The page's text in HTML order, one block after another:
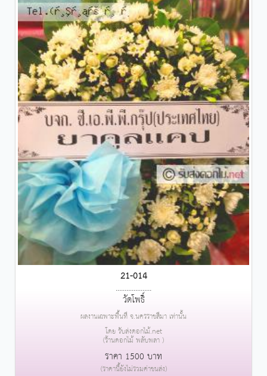
21-014
....................
วัดโพธิ์
ผลงานเฉพาะพื้นที่ จ.นครราชสีมา เท่านั้น
โดย รับส่งดอกไม้.net
(ร้านดอกไม้ พลับพลา )
ราคา 1500 บาท
(ราคานี้ยังไม่รวมค่าขนส่ง)